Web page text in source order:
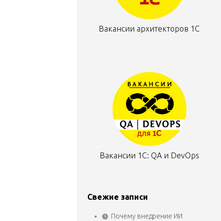
Вакансии архитекторов 1С
Вакансии 1С: QA и DevOps
Свежие записи
Почему внедрение ИИ